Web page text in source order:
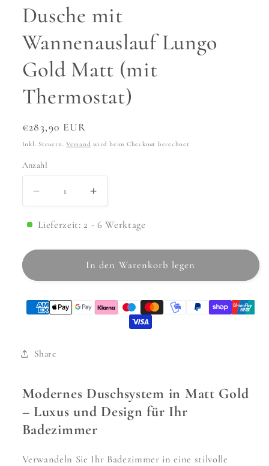
Dusche mit
Wannenauslauf Lungo
Gold Matt (mit
Thermostat)
Normaler
Preis
€283,90 EUR
Inkl. Steuern.Versand wird beim Checkout berechnet
Anzahl
Anzahl
Verringere
die
Menge
Dusche
Wannenauslauf
Gold
Thermostat)
Erhöhe
die
Menge
Dusche
mit
Wannenauslauf
Gold
Lieferzeit: 2 - 6 Werktage
In den Warenkorb legen
Share
Modernes Duschsystem in Matt Gold
– Luxus und Design für Ihr
Badezimmer
Verwandeln Sie Ihr Badezimmer in eine stilvolle